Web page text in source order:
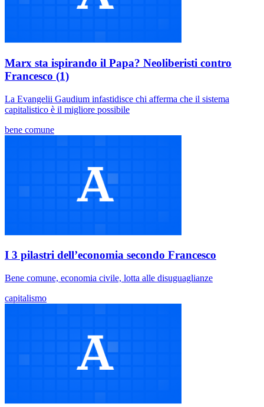
Marx sta ispirando il Papa? Neoliberisti contro
Francesco (1)
La Evangelii Gaudium infastidisce chi afferma che il sistema
capitalistico è il migliore possibile
bene comune
I 3 pilastri dell’economia secondo Francesco
Bene comune, economia civile, lotta alle disuguaglianze
capitalismo